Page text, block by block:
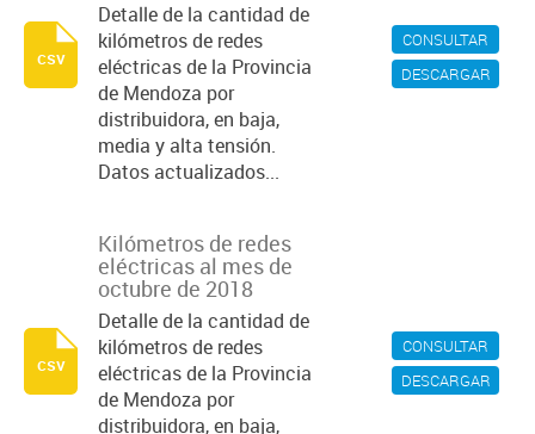
CONSULTAR
DESCARGAR
Detalle de la cantidad de
kilómetros de redes
eléctricas de la Provincia
de Mendoza por
distribuidora, en baja,
media y alta tensión.
Datos actualizados...
csv
CONSULTAR
DESCARGAR
Kilómetros de redes
eléctricas al mes de
octubre de 2018
Detalle de la cantidad de
kilómetros de redes
eléctricas de la Provincia
de Mendoza por
distribuidora, en baja,
csv